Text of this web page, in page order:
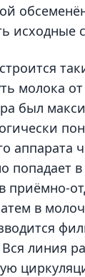
исходные
молока
был
аппарата
попадает
приёмно-
в
линия